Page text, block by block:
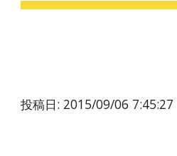
投稿日: 2015/09/06 7:45:27